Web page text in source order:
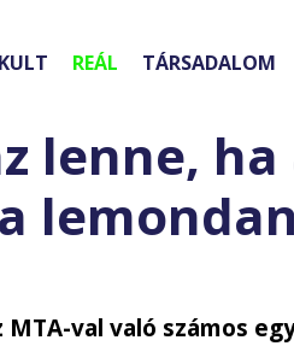
KULT REÁL TÁRSADALOM
lenne, ha
val való számos